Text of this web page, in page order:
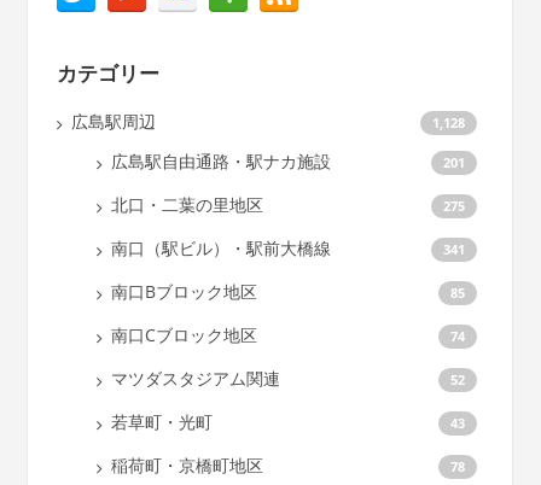
カテゴリー
広島駅周辺 1,128
広島駅自由通路・駅ナカ施設 201
北口・二葉の里地区 275
南口（駅ビル）・駅前大橋線 341
南口Bブロック地区 85
南口Cブロック地区 74
マツダスタジアム関連 52
若草町・光町 43
稲荷町・京橋町地区 78